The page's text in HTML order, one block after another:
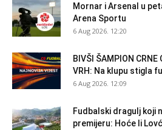
Mornar i Arsenal u
Arena Sportu
6 Aug 2026. 12:20
BIVŠI ŠAMPION CRNE
VRH: Na klupu stigla
6 Aug 2026. 12:09
Fudbalski dragulj koji
premijeru: Hoće li